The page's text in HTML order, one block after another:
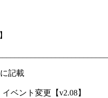
記載
ベント変更【v2.08】